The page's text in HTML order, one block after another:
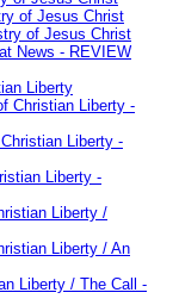
of Jesus Christ
of Jesus Christ
News - REVIEW
Liberty
Christian Liberty -
Liberty -
Liberty -
Liberty /
Liberty / An
Liberty / The Call -